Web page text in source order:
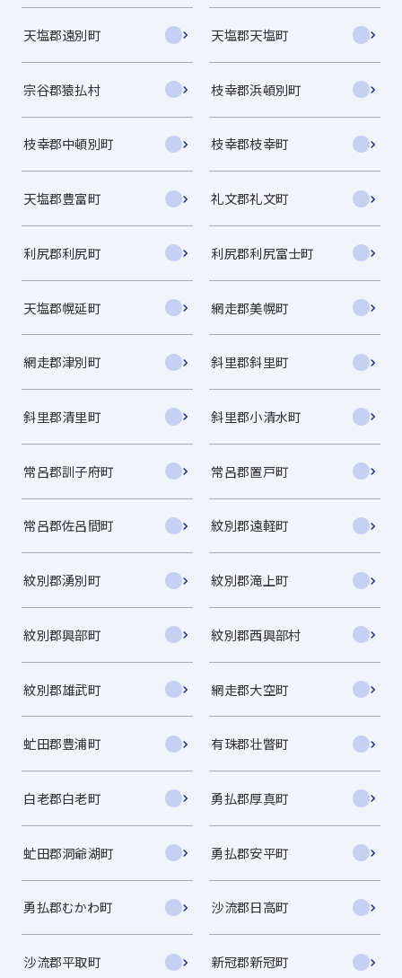
天塩郡遠別町 天塩郡天塩町
宗谷郡猿払村 枝幸郡浜頓別町
枝幸郡中頓別町 枝幸郡枝幸町
天塩郡豊富町 礼文郡礼文町
利尻郡利尻町 利尻郡利尻富士町
天塩郡幌延町 網走郡美幌町
網走郡津別町 斜里郡斜里町
斜里郡清里町 斜里郡小清水町
常呂郡訓子府町 常呂郡置戸町
常呂郡佐呂間町 紋別郡遠軽町
紋別郡湧別町 紋別郡滝上町
紋別郡興部町 紋別郡西興部村
紋別郡雄武町 網走郡大空町
虻田郡豊浦町 有珠郡壮瞥町
白老郡白老町 勇払郡厚真町
虻田郡洞爺湖町 勇払郡安平町
勇払郡むかわ町 沙流郡日高町
沙流郡平取町 新冠郡新冠町